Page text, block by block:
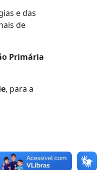
e das
de
Primária
, para a